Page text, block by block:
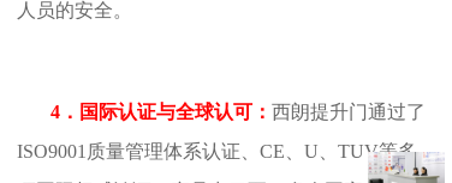
人员的安全。
4．国际认证与全球认可： 西朗提升门通过了
ISO9001质量管理体系认证、CE、U、TUV等多